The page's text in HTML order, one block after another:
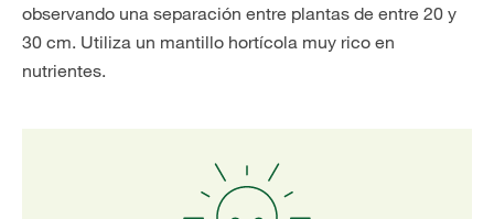
observando una separación entre plantas de entre 20 y
30 cm. Utiliza un mantillo hortícola muy rico en
nutrientes.